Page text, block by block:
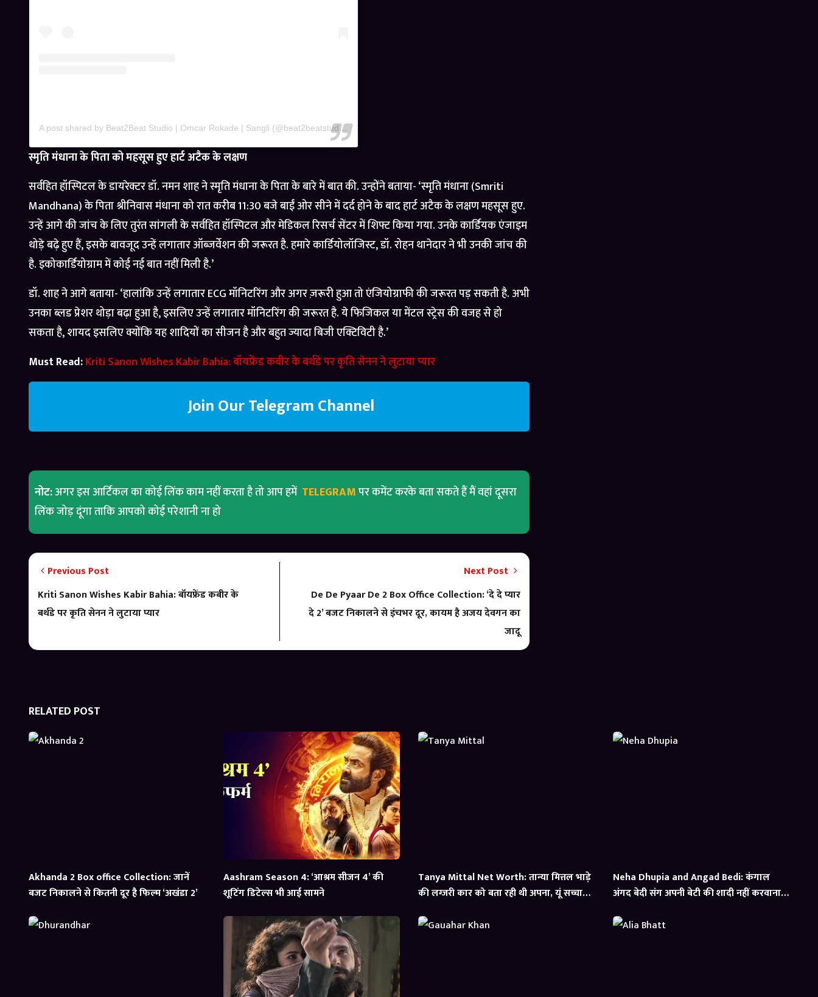
A post shared by Beat2Beat Studio | Omcar Rokade | Sangli (@beat2beatstudio)
स्मृति मंधाना के पिता को महसूस हुए हार्ट अटैक के लक्षण
सर्वहित हॉस्पिटल के डायरेक्टर डॉ. नमन शाह ने स्मृति मंधाना के पिता के बारे में बात की. उन्होंने बताया- ‘स्मृति मंधाना (Smriti
Mandhana) के पिता श्रीनिवास मंधाना को रात करीब 11:30 बजे बाईं ओर सीने में दर्द होने के बाद हार्ट अटैक के लक्षण महसूस हुए.
उन्हें आगे की जांच के लिए तुरंत सांगली के सर्वहित हॉस्पिटल और मेडिकल रिसर्च सेंटर में शिफ्ट किया गया. उनके कार्डियक एंजाइम
थोड़े बढ़े हुए हैं, इसके बावजूद उन्हें लगातार ऑब्जर्वेशन की जरूरत है. हमारे कार्डियोलॉजिस्ट, डॉ. रोहन थानेदार ने भी उनकी जांच की
है. इकोकार्डियोग्राम में कोई नई बात नहीं मिली है.’
डॉ. शाह ने आगे बताया- ‘हालांकि उन्हें लगातार ECG मॉनिटरिंग और अगर ज़रूरी हुआ तो एंजियोग्राफी की जरूरत पड़ सकती है. अभी
उनका ब्लड प्रेशर थोड़ा बढ़ा हुआ है, इसलिए उन्हें लगातार मॉनिटरिंग की जरूरत है. ये फिजिकल या मेंटल स्ट्रेस की वजह से हो
सकता है, शायद इसलिए क्योंकि यह शादियों का सीजन है और बहुत ज्यादा बिजी एक्टिविटी है.’
Must Read:Kriti Sanon Wishes Kabir Bahia: बॉयफ्रेंड कबीर के बर्थडे पर कृति सेनन ने लुटाया प्यार
Join Our Telegram Channel
नोट:अगर इस आर्टिकल का कोई लिंक काम नहीं करता है तो आप हमें TELEGRAMपर कमेंट करके बता सकते हैं मैं वहां दूसरा
लिंक जोड़ दूंगा ताकि आपको कोई परेशानी ना हो
Previous Post
Kriti Sanon Wishes Kabir Bahia: बॉयफ्रेंड कबीर के
बर्थडे पर कृति सेनन ने लुटाया प्यार
Next Post
De De Pyaar De 2 Box Office Collection: ‘दे दे प्यार
दे 2’ बजट निकालने से इंचभर दूर, कायम है अजय देवगन का
जादू
RELATED POST
Akhanda 2 Box office Collection: जानें
बजट निकालने से कितनी दूर है फिल्म ‘अखंडा 2’
Aashram Season 4: ‘आश्रम सीजन 4’ की
शूटिंग डिटेल्स भी आई सामने
Tanya Mittal Net Worth: तान्या मित्तल भाड़े
की लग्जरी कार को बता रही थी अपना, यूं सच्चाई
Neha Dhupia and Angad Bedi: कंगाल
अंगद बेदी संग अपनी बेटी की शादी नहीं करवाना